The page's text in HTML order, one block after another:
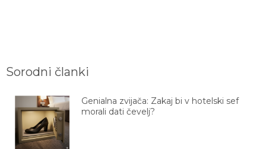
Sorodni članki
Genialna zvijača: Zakaj bi v hotelski sef
morali dati čevelj?